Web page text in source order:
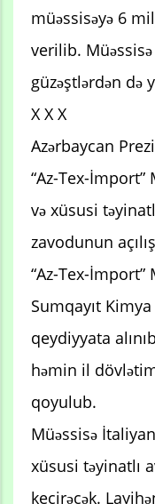
müəssisəyə 6
verilib.
güzəştlərdən də
X X X
Azərbaycan
“Az-Tex-İmport”
və xüsusi
zavodunun
“Az-Tex-
Sumqayıt
qeydiyyata
həmin il
qoyulub.
Müəssisə
xüsusi təyinatlı
keçirəcək.